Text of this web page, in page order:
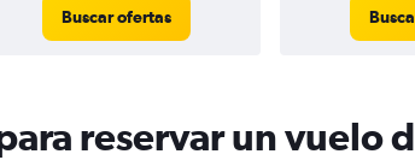
Buscar ofertas
reservar un vuelo